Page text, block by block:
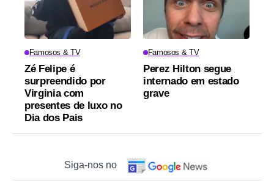
Famosos & TV
Zé Felipe é
surpreendido por
Virginia com
presentes de luxo no
Dia dos Pais
Famosos & TV
Perez Hilton segue
internado em estado
grave
Siga-nos no